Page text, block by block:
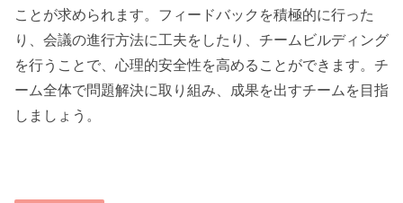
ことが求められます。フィードバックを積極的に行った
り、会議の進行方法に工夫をしたり、チームビルディング
を行うことで、心理的安全性を高めることができます。チ
ーム全体で問題解決に取り組み、成果を出すチームを目指
しましょう。